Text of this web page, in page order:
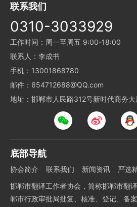
联系我们
0310-3033929
工作时间：周一至周五 9:00-18:00
联系人：李成书
手机：13001868780
邮件：654712688@QQ.com
地址：邯郸市人民路312号新时代商务
底部导航
协会简介 联系我们 新闻资讯 严选
邯郸市翻译工作者协会，简称邯郸市翻
郸市行政审批局批复、核准、登记、备